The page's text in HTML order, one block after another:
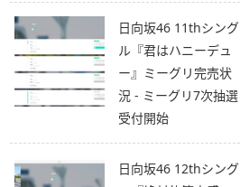
日向坂46 11thシング
ル『君はハニーデュ
ー』ミーグリ完売状
況 - ミーグリ7次抽選
受付開始
日向坂46 12thシング